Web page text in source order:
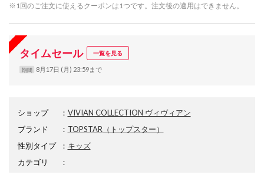
※1回のご注文に使えるクーポンは1つです。注文後の適用はできません。
タイムセール 一覧を見る
期間 8月17日 (月) 23:59まで
ショップ ： VIVIAN COLLECTION ヴィヴィアン
ブランド
： TOPSTAR （トップスター）
性別タイプ
： キッズ
カテゴリ
：